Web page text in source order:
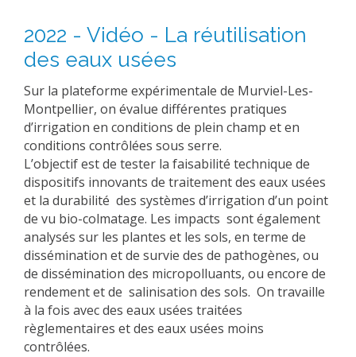
2022 - Vidéo - La réutilisation
des eaux usées
Sur la plateforme expérimentale de Murviel-Les-
Montpellier, on évalue différentes pratiques
d’irrigation en conditions de plein champ et en
conditions contrôlées sous serre.
L’objectif est de tester la faisabilité technique de
dispositifs innovants de traitement des eaux usées
et la durabilité des systèmes d’irrigation d’un point
de vu bio-colmatage. Les impacts sont également
analysés sur les plantes et les sols, en terme de
dissémination et de survie des de pathogènes, ou
de dissémination des micropolluants, ou encore de
rendement et de salinisation des sols. On travaille
à la fois avec des eaux usées traitées
règlementaires et des eaux usées moins
contrôlées.